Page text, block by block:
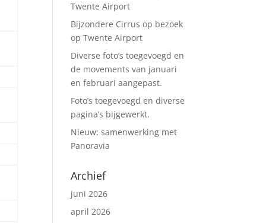
Twente Airport
Bijzondere Cirrus op bezoek
op Twente Airport
Diverse foto’s toegevoegd en
de movements van januari
en februari aangepast.
Foto’s toegevoegd en diverse
pagina’s bijgewerkt.
Nieuw: samenwerking met
Panoravia
Archief
juni 2026
april 2026